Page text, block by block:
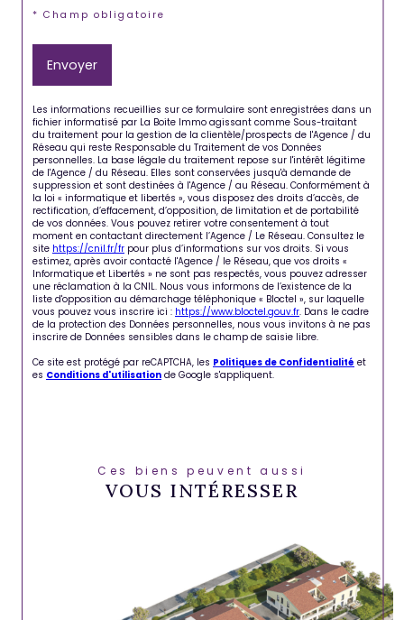
* Champ obligatoire
Envoyer
Les informations recueillies sur ce formulaire sont enregistrées dans un
fichier informatisé par La Boite Immo agissant comme Sous-traitant
du traitement pour la gestion de la clientèle/prospects de l'Agence / du
Réseau qui reste Responsable du Traitement de vos Données
personnelles. La base légale du traitement repose sur l'intérêt légitime
de l'Agence / du Réseau. Elles sont conservées jusqu'à demande de
suppression et sont destinées à l'Agence / au Réseau. Conformément à
la loi « informatique et libertés », vous disposez des droits d’accès, de
rectification, d’effacement, d’opposition, de limitation et de portabilité
de vos données. Vous pouvez retirer votre consentement à tout
moment en contactant directement l’Agence / Le Réseau. Consultez le
site https://cnil.fr/fr pour plus d’informations sur vos droits. Si vous
estimez, après avoir contacté l'Agence / le Réseau, que vos droits «
Informatique et Libertés » ne sont pas respectés, vous pouvez adresser
une réclamation à la CNIL. Nous vous informons de l’existence de la
liste d'opposition au démarchage téléphonique « Bloctel », sur laquelle
vous pouvez vous inscrire ici : https://www.bloctel.gouv.fr. Dans le cadre
de la protection des Données personnelles, nous vous invitons à ne pas
inscrire de Données sensibles dans le champ de saisie libre.
Ce site est protégé par reCAPTCHA, les Politiques de Confidentialité et
es Conditions d'utilisation de Google s'appliquent.
Ces biens peuvent aussi
VOUS INTÉRESSER